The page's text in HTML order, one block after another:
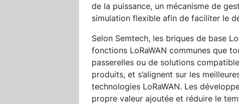
de la puissance, un mécanisme de
simulation flexible afin de faciliter le
Selon Semtech, les briques de base
fonctions LoRaWAN communes que
passerelles ou de solutions
produits, et s’alignent sur les
technologies LoRaWAN. Les
propre valeur ajoutée et réduire le